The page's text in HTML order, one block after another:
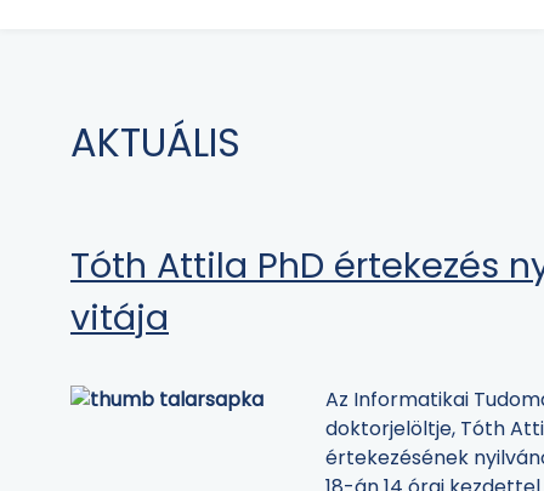
AKTUÁLIS
Tóth Attila PhD értekezés
vitája
Az Informatikai
doktorjelöltje, Tóth
értekezésének